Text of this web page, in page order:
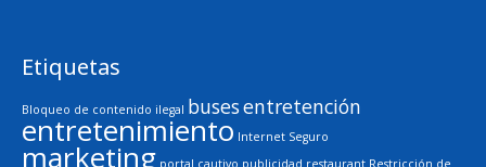
Etiquetas
Bloqueo de contenido ilegal busesentretención
entretenimiento Internet Seguro
marketing